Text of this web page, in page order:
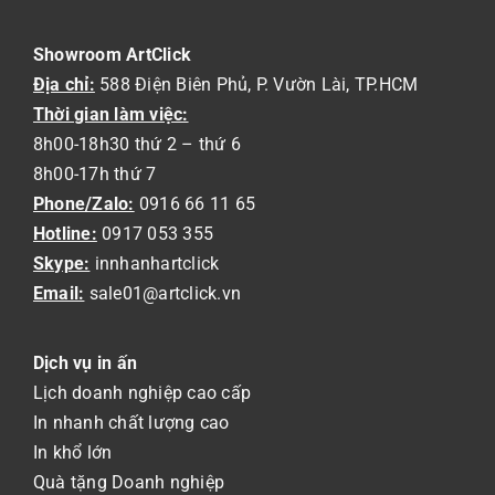
Showroom ArtClick
Địa chỉ: 588 Điện Biên Phủ, P. Vườn Lài, TP.HCM
Thời gian làm việc:
8h00-18h30 thứ 2 – thứ 6
8h00-17h thứ 7
Phone/Zalo: 0916 66 11 65
Hotline: 0917 053 355
Skype: innhanhartclick
Email: sale01@artclick.vn
Dịch vụ in ấn
Lịch doanh nghiệp cao cấp
In nhanh chất lượng cao
In khổ lớn
Quà tặng Doanh nghiệp